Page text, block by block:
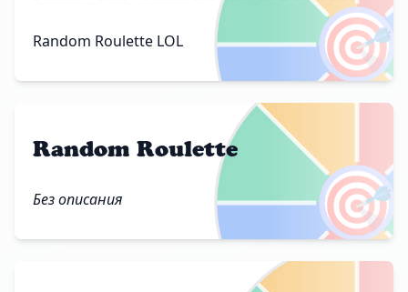
🎯
Random Roulette LOL
🎯
Random Roulette
Без описания